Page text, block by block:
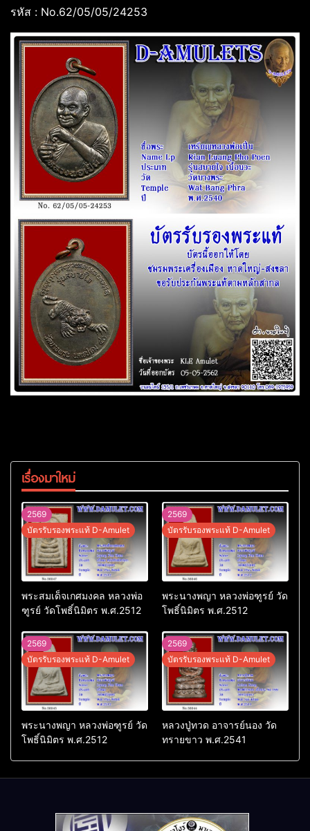
รหัส : No.62/05/05/24253
เรื่องมาใหม่
2569
บัตรรับรองพระแท้ D-Amulet
พระสมเด็จเกศมงคล หลวงพ่อ
ฑูรย์ วัดโพธิ์นิมิตร พ.ศ.2512
2569
บัตรรับรองพระแท้ D-Amulet
พระนางพญา หลวงพ่อฑูรย์ วัด
โพธิ์นิมิตร พ.ศ.2512
2569
บัตรรับรองพระแท้ D-Amulet
พระนางพญา หลวงพ่อฑูรย์ วัด
โพธิ์นิมิตร พ.ศ.2512
2569
บัตรรับรองพระแท้ D-Amulet
หลวงปู่ทวด อาจารย์นอง วัด
ทรายขาว พ.ศ.2541